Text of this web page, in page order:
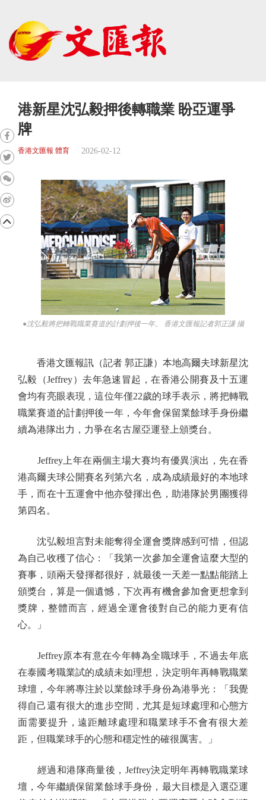
港新星沈弘毅押後轉職業 盼亞運爭
牌
香港文匯報 體育 2026-02-12
●沈弘毅將把轉戰職業賽道的計劃押後一年。 香港文匯報記者郭正謙 攝
香港文匯報訊（記者 郭正謙）本地高爾夫球新星沈
弘毅（Jeffrey）去年急速冒起，在香港公開賽及十五運
會均有亮眼表現，這位年僅22歲的球手表示，將把轉戰
職業賽道的計劃押後一年，今年會保留業餘球手身份繼
續為港隊出力，力爭在名古屋亞運登上頒獎台。
Jeffrey上年在兩個主場大賽均有優異演出，先在香
港高爾夫球公開賽名列第六名，成為成績最好的本地球
手，而在十五運會中他亦發揮出色，助港隊於男團獲得
第四名。
沈弘毅坦言對未能奪得全運會獎牌感到可惜，但認
為自己收穫了信心：「我第一次參加全運會這麼大型的
賽事，頭兩天發揮都很好，就最後一天差一點點能踏上
頒獎台，算是一個遺憾，下次再有機會參加會更想拿到
獎牌，整體而言，經過全運會後對自己的能力更有信
心。」
Jeffrey原本有意在今年轉為全職球手，不過去年底
在泰國考職業試的成績未如理想，決定明年再轉戰職業
球壇，今年將專注於以業餘球手身份為港爭光：「我覺
得自己還有很大的進步空間，尤其是短球處理和心態方
面需要提升，遠距離球處理和職業球手不會有很大差
距，但職業球手的心態和穩定性的確很厲害。」
經過和港隊商量後，Jeffrey決定明年再轉戰職業球
壇，今年繼續保留業餘球手身份，最大目標是入選亞運